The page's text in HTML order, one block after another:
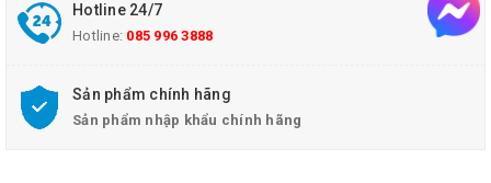
Hotline 24/7
Hotline: 085 996 3888
Sản phẩm chính hãng
Sản phẩm nhập khẩu chính hãng